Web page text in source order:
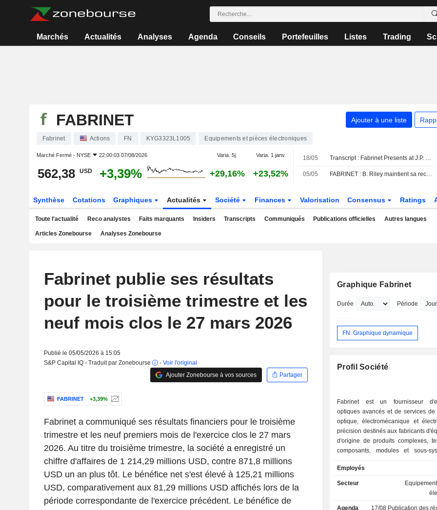
Marchés Actualités Analyses Agenda Conseils Portefeuilles Listes Trading
FABRINET Ajouter à une liste
Fabrinet Actions FN KYG3323L1005 Equipements et pièces électroniques
Marché Fermé - NYSE 22:00:03 07/08/2026 Varia. 5j. Varia. 1 janv.
562,38 USD +3,39% +29,16% +23,52%
18/05 Transcript : Fabrinet Presents at J.P. Morgan 54th Annual Global Technology, Media and Communications Conference, May-18-2026 11:05 AM
05/05 FABRINET : B. Riley maintient sa recommandation neutre
Synthèse Cotations Graphiques Actualités Société Finances Valorisation Consensus Ratings
Toute l'actualité Reco analystes Faits marquants Insiders Transcripts Communiqués Publications officielles Autres langues
Articles Zonebourse Analyses Zonebourse
Fabrinet publie ses résultats
pour le troisième trimestre et les
neuf mois clos le 27 mars 2026
Publié le 05/05/2026 à 15:05
S&P Capital IQ - Traduit par Zonebourse
- Voir l'original
Ajouter Zonebourse à vos sources
Partager
FABRINET +3,39%
Fabrinet a communiqué ses résultats financiers pour le troisième
trimestre et les neuf premiers mois de l'exercice clos le 27 mars
2026. Au titre du troisième trimestre, la société a enregistré un
chiffre d'affaires de 1 214,29 millions USD, contre 871,8 millions
USD un an plus tôt. Le bénéfice net s'est élevé à 125,21 millions
USD, comparativement aux 81,29 millions USD affichés lors de la
période correspondante de l'exercice précédent. Le bénéfice de
Graphique Fabrinet
Durée Période
FN: Graphique dynamique
Profil Société
Fabrinet est un fournisseur
optiques avancés et de services de
optique, électromécanique et
précision destinés aux fabricants
d'origine de produits complexes,
composants, modules et sous-
automobiles, les lasers industriels,
médicaux et les capteurs.
gamme de capacités
Employés
Secteur
Agenda 17/08 Publication des résultats